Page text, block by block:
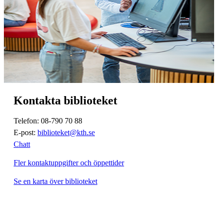
Kontakta biblioteket
Telefon: 08-790 70 88
E-post: biblioteket@kth.se
Chatt
Fler kontaktuppgifter och öppettider
Se en karta över biblioteket